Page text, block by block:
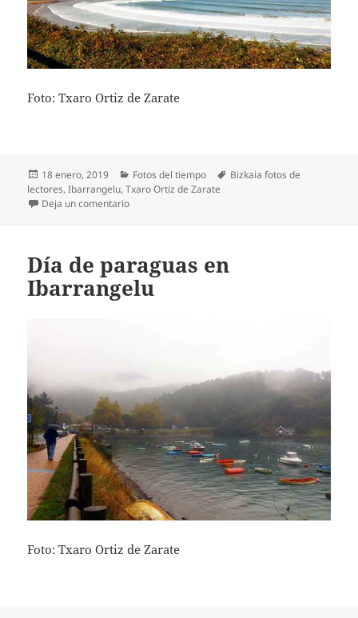
Foto: Txaro Ortiz de Zarate
Publicado
el
18 enero, 2019 Categorías
Fotos del tiempo Etiquetas
Bizkaia fotos de
lectores,Ibarrangelu,Txaro Ortiz de Zarate
Deja un comentarioen Foto del día enviada desde Ibarrangelu
Día de paraguas en
Ibarrangelu
Foto: Txaro Ortiz de Zarate